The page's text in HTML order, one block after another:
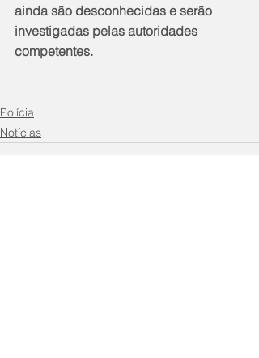
ainda são desconhecidas e serão
investigadas pelas autoridades
competentes.
Polícia
Notícias